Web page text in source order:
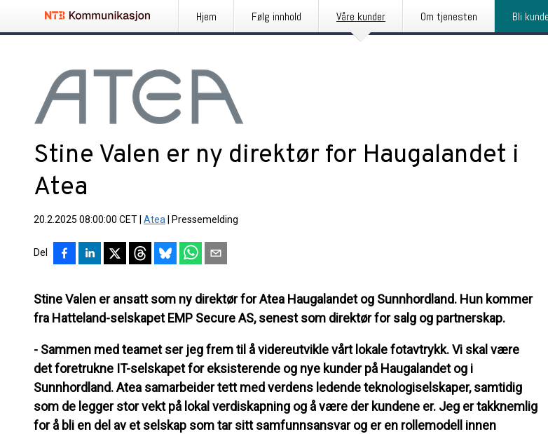
Hjem Følg innhold Våre kunder Om tjenesten Bli kunde
Stine Valen er ny direktør for Haugalandet i
Atea
20.2.2025 08:00:00 CET Atea Pressemelding
Del
Stine Valen er ansatt som ny direktør for Atea Haugalandet og Sunnhordland. Hun kommer
fra Hatteland-selskapet EMP Secure AS, senest som direktør for salg og partnerskap.
- Sammen med teamet ser jeg frem til å videreutvikle vårt lokale fotavtrykk. Vi skal være
det foretrukne IT-selskapet for eksisterende og nye kunder på Haugalandet og i
Sunnhordland. Atea samarbeider tett med verdens ledende teknologiselskaper, samtidig
som de legger stor vekt på lokal verdiskapning og å være der kundene er. Jeg er takknemlig
for å bli en del av et selskap som tar sitt samfunnsansvar og er en rollemodell innen